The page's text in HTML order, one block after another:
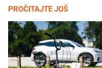
PROČITAJTE JOŠ